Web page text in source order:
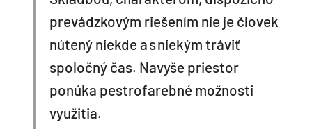
prevádzkovým riešením nie je človek
nútený niekde a s niekým tráviť
spoločný čas. Navyše priestor
ponúka pestrofarebné možnosti
využitia.